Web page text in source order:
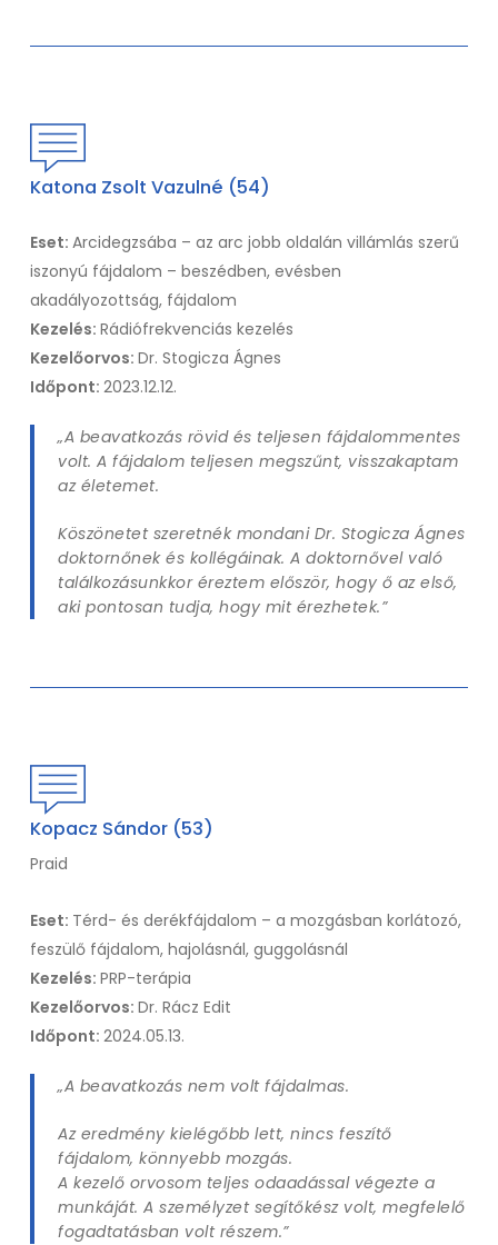
Katona Zsolt Vazulné (54)
Eset:Arcidegzsába – az arc jobb oldalán villámlás szerű
iszonyú fájdalom – beszédben, evésben
akadályozottság, fájdalom
Kezelés:Rádiófrekvenciás kezelés
Kezelőorvos:Dr. Stogicza Ágnes
Időpont:2023.12.12.
„A beavatkozás rövid és teljesen fájdalommentes
volt. A fájdalom teljesen megszűnt, visszakaptam
az életemet.
Köszönetet szeretnék mondani Dr. Stogicza Ágnes
doktornőnek és kollégáinak. A doktornővel való
találkozásunkkor éreztem először, hogy ő az első,
aki pontosan tudja, hogy mit érezhetek.”
Kopacz Sándor (53)
Praid
Eset: Térd- és derékfájdalom – a mozgásban korlátozó,
feszülő fájdalom, hajolásnál, guggolásnál
Kezelés:PRP-terápia
Kezelőorvos:Dr. Rácz Edit
Időpont:2024.05.13.
„A beavatkozás nem volt fájdalmas.
Az eredmény kielégőbb lett, nincs feszítő
fájdalom, könnyebb mozgás.
A kezelő orvosom teljes odaadással végezte a
munkáját. A személyzet segítőkész volt, megfelelő
fogadtatásban volt részem.”